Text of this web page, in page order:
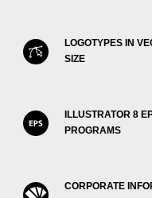
LOGOTYPES IN
SIZE
ILLUSTRATOR 8
PROGRAMS
CORPORATE